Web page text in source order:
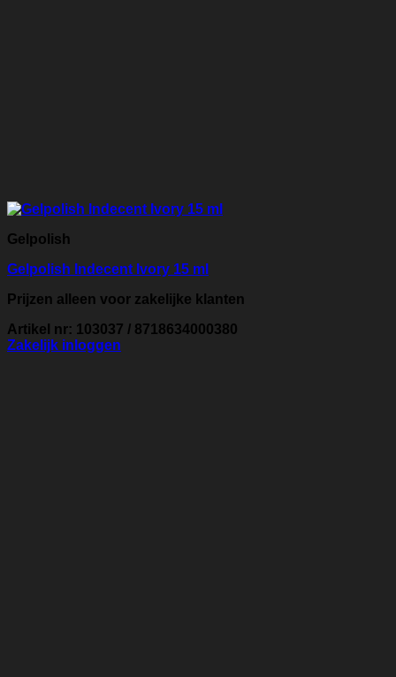
Gelpolish
Gelpolish Indecent Ivory 15 ml
Prijzen alleen voor zakelijke klanten
Artikel nr: 103037 / 8718634000380
Zakelijk inloggen